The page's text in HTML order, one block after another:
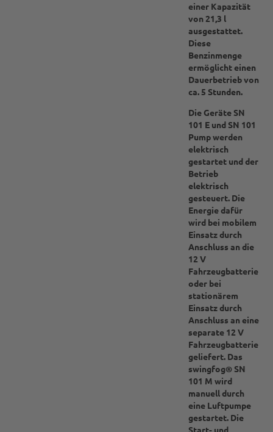
einer Kapazität
von 21,3 l
ausgestattet.
Diese
Benzinmenge
ermöglicht einen
Dauerbetrieb von
ca. 5 Stunden.
Die Geräte SN
101 E und SN 101
Pump werden
elektrisch
gestartet und der
Betrieb
elektrisch
gesteuert. Die
Energie dafür
wird bei mobilem
Einsatz durch
Anschluss an die
12 V
Fahrzeugbatterie
oder bei
stationärem
Einsatz durch
Anschluss an eine
separate 12 V
Fahrzeugbatterie
geliefert. Das
swingfog® SN
101 M wird
manuell durch
eine Luftpumpe
gestartet. Die
Start- und